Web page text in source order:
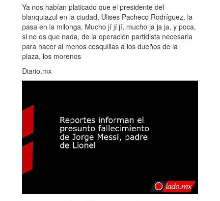
Ya nos habían platicado que el presidente del
blanquiazul en la ciudad, Ulises Pacheco Rodríguez, la
pasa en la milonga. Mucho jí jí jí, mucho ja ja ja, y poca,
si no es que nada, de la operación partidista necesaria
para hacer al menos cosquillas a los dueños de la
plaza, los morenos
Diario.mx